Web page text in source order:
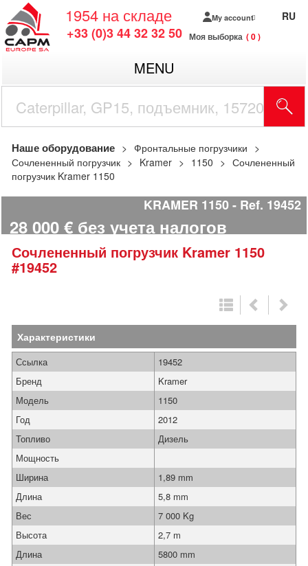
1954 на складе
+33 (0)3 44 32 32 50
My account
Моя выборка 0
RU
MENU
Наше оборудование
Фронтальные погрузчики
Сочлененный погрузчик
Kramer 1150
Сочлененный
погрузчик Kramer 1150
KRAMER 1150 Ref. 19452
28 000 € без учета налогов
Сочлененный погрузчик Kramer 1150
#19452
Характеристики
Ссылка
19452
Бренд
Kramer
Модель
1150
Год
2012
Топливо
Дизель
Мощность
Ширина
1,89 mm
Длина
5,8 mm
Вес
7 000 Kg
Высота
2,7 m
Длина
5800 mm